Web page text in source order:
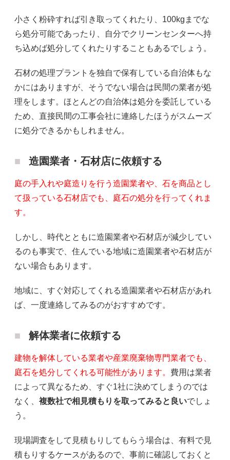
小さく粉砕すれば引き取ってくれたり、100kgまでな
ら処分可能であったり、自分でクリーンセンターへ持
ち込めば処分してくれたりすることもあるでしょう。
石材の処理プラントを独自で保有している自治体もな
かにはありますが、そうでない場合は民間の業者が処
理をします。ほとんどの自治体は処分を委託している
ため、直接民間の工事会社に連絡したほうがスムーズ
に処分できるかもしれません。
造園業者・石材店に依頼する
庭の手入れや庭造りを行う造園業者や、石を商品とし
て扱っている石材店でも、庭石の処分を行ってくれま
す。
しかし、時代とともに造園業者や石材店が減少してい
るのも事実で、住んでいる地域に造園業者や石材店が
ない場合もあります。
地域に、すぐ対応してくれる造園業者や石材店があれ
ば、一度連絡してみるのがおすすめです。
解体業者に依頼する
建物を解体している業者や産業廃棄物専門業者でも、
庭石を処分してくれる可能性があります。 費用は業者
によって異なるため、すぐ1社に決めてしまうのでは
なく、 複数社で相見積もりを取ってみると良いでしょ
う。
現場調査をして見積もりしてもらう場合は、有料で見
積もりするケースがあるので、事前に確認しておくと